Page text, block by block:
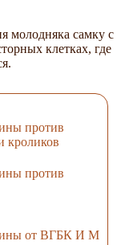
молодняка самку с
клетках, где
против
кроликов
против
от ВГБК И М